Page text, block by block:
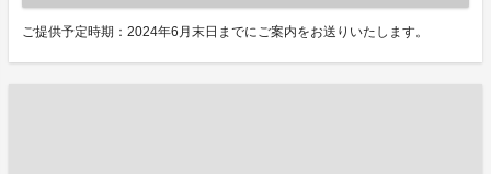
ご提供予定時期：2024年6月末日までにご案内をお送りいたします。